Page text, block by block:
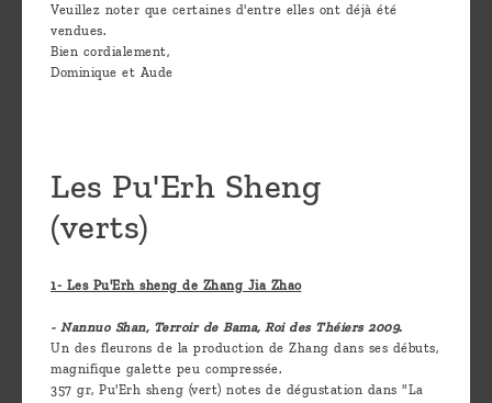
Veuillez noter que certaines d'entre elles ont déjà été
vendues.
Bien cordialement,
Dominique et Aude
Les Pu'Erh Sheng
(verts)
1- Les Pu'Erh sheng de Zhang Jia Zhao
- Nannuo Shan, Terroir de Bama, Roi des Théiers 2009.
Un des fleurons de la production de Zhang dans ses débuts,
magnifique galette peu compressée.
357 gr, Pu'Erh sheng (vert) notes de dégustation dans "La